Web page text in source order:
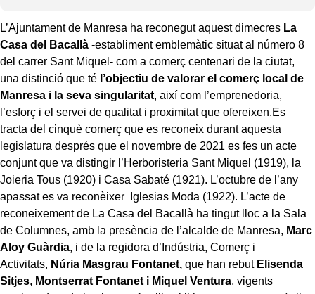
L’Ajuntament de Manresa ha reconegut aquest dimecres La
Casa del Bacallà -establiment emblemàtic situat al número 8
del carrer Sant Miquel- com a comerç centenari de la ciutat,
una distinció que té l’objectiu de valorar el comerç local de
Manresa i la seva singularitat, així com l’emprenedoria,
l’esforç i el servei de qualitat i proximitat que ofereixen.Es
tracta del cinquè comerç que es reconeix durant aquesta
legislatura després que el novembre de 2021 es fes un acte
conjunt que va distingir l’Herboristeria Sant Miquel (1919), la
Joieria Tous (1920) i Casa Sabaté (1921). L’octubre de l’any
apassat es va reconèixer Iglesias Moda (1922). L’acte de
reconeixement de La Casa del Bacallà ha tingut lloc a la Sala
de Columnes, amb la presència de l’alcalde de Manresa, Marc
Aloy Guàrdia, i de la regidora d’Indústria, Comerç i
Activitats, Núria Masgrau Fontanet, que han rebut Elisenda
Sitjes, Montserrat Fontanet i Miquel Ventura, vigents